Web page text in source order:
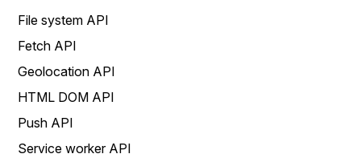
File system API
Fetch API
Geolocation API
HTML DOM API
Push API
Service worker API